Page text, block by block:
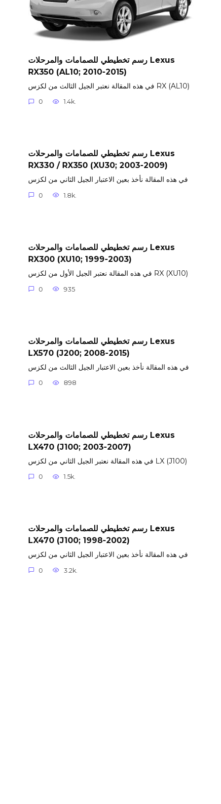
رسم تخطيطي للصمامات والمرحلات Lexus
RX350 (AL10; 2010-2015)
في هذه المقالة نعتبر الجيل الثالث من لكزس RX (AL10)
0 1.4k.
رسم تخطيطي للصمامات والمرحلات Lexus
RX330 / RX350 (XU30; 2003-2009)
في هذه المقالة نأخذ بعين الاعتبار الجيل الثاني من لكزس
0 1.8k.
رسم تخطيطي للصمامات والمرحلات Lexus
RX300 (XU10; 1999-2003)
في هذه المقالة نعتبر الجيل الأول من لكزس RX (XU10)
0 935
رسم تخطيطي للصمامات والمرحلات Lexus
LX570 (J200; 2008-2015)
في هذه المقالة نأخذ بعين الاعتبار الجيل الثالث من لكزس
0 898
رسم تخطيطي للصمامات والمرحلات Lexus
LX470 (J100; 2003-2007)
في هذه المقالة نعتبر الجيل الثاني من لكزس LX (J100)
0 1.5k.
رسم تخطيطي للصمامات والمرحلات Lexus
LX470 (J100; 1998-2002)
في هذه المقالة نأخذ بعين الاعتبار الجيل الثاني من لكزس
0 3.2k.